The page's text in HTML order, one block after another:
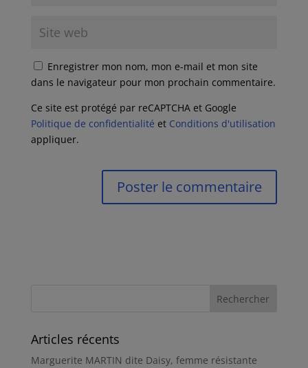
Enregistrer mon nom, mon e-mail et mon site
dans le navigateur pour mon prochain commentaire.
Ce site est protégé par reCAPTCHA et Google
Politique de confidentialité et Conditions d'utilisation
appliquer.
Articles récents
Marguerite MARTIN dite Daisy, femme résistante